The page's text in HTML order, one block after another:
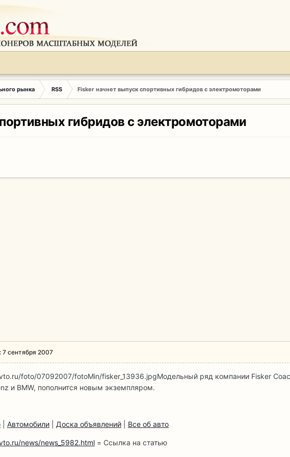
рынка RSS Fisker начнет выпуск спортивных гибридов с электромоторами
гибридов с электромоторами
7 сентября 2007
foto/07092007/fotoMin/fisker_13936.jpgМодельный ряд компании Fisker
и BMW, пополнится новым экземпляром.
Автомобили Доска объявлений Все об авто
news/news_5982.html = Ссылка на статью